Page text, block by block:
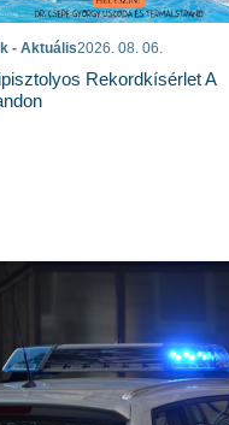
- Aktuális2026. 08. 06.
Rekordkísérlet A